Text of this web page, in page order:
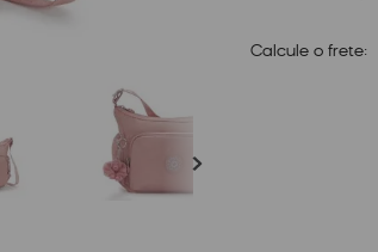
Calcule o frete: